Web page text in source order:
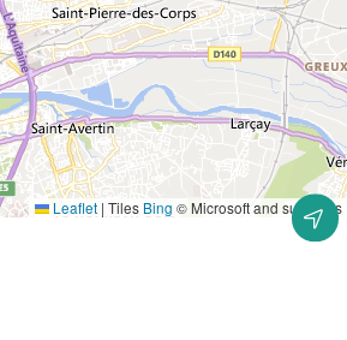
Leaflet | Tiles Bing © Microsoft and suppliers